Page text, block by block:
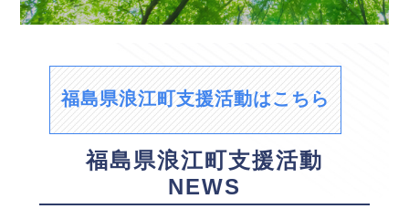
福島県浪江町支援活動はこちら
福島県浪江町支援活動
NEWS